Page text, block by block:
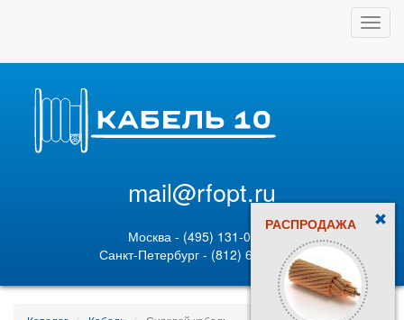
mail@rfopt.ru
Москва - (495) 131-02-05
Санкт-Петербург - (812) 628-80-89
РАСПРОДАЖА